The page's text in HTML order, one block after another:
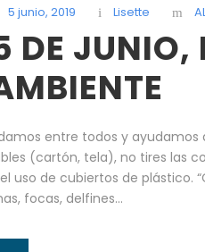
5 junio, 2019 Lisette
DE JUNIO,
entre todos y
(cartón, tela), no tires las
uso de cubiertos de plástico.
focas, delfines...